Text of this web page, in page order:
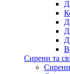
Сирени та
Сирени